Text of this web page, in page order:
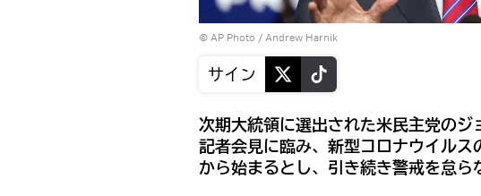
© AP Photo / Andrew Harnik
サイン
次期大統領に選出された米民主党の
記者会見に臨み、新型コロナウイル
から始まるとし、引き続き警戒を怠ら